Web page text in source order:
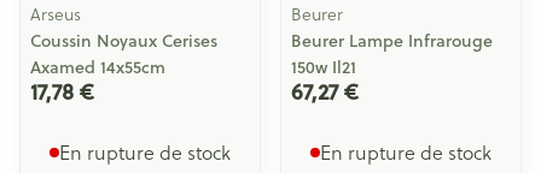
Arseus
Coussin Noyaux Cerises
Axamed 14x55cm
17,78 €
En rupture de stock
Beurer
Beurer Lampe Infrarouge
150w Il21
67,27 €
En rupture de stock